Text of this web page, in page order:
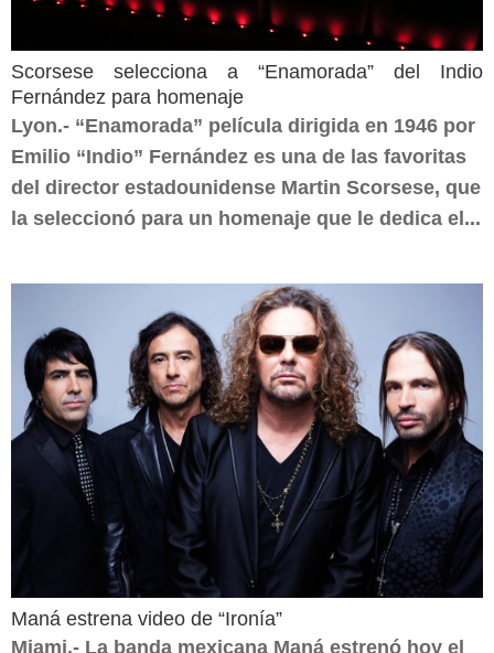
Scorsese selecciona a “Enamorada” del Indio
Fernández para homenaje
Lyon.- “Enamorada” película dirigida en 1946 por
Emilio “Indio” Fernández es una de las favoritas
del director estadounidense Martin Scorsese, que
la seleccionó para un homenaje que le dedica el...
Maná estrena video de “Ironía”
Miami.- La banda mexicana Maná estrenó hoy el